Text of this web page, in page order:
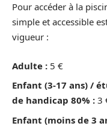
Pour accéder à la
simple et accessible
vigueur :
Adulte : 5 €
Enfant (3-17 ans) /
de handicap 80% : 3
Enfant (moins de 3